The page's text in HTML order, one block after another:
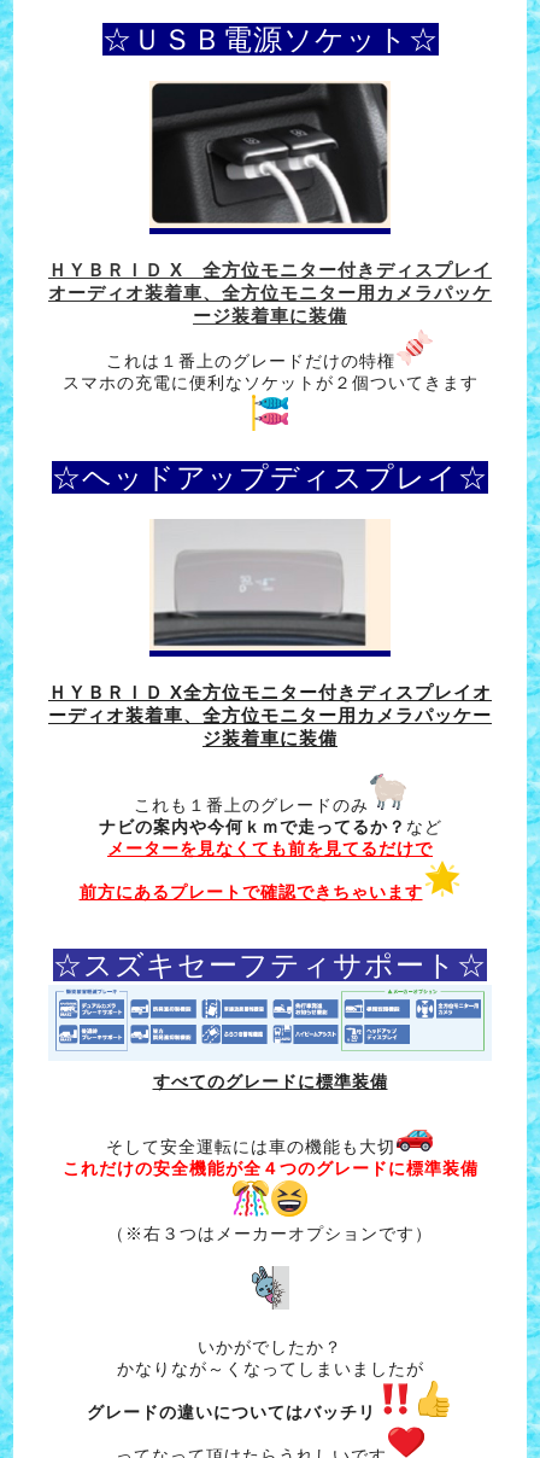
☆ＵＳＢ電源ソケット☆
ＨＹＢＲＩＤ X 全方位モニター付きディスプレイ
オーディオ装着車、全方位モニター用カメラパッケ
ージ装着車に装備
これは１番上のグレードだけの特権
スマホの充電に便利なソケットが２個ついてきます
☆ヘッドアップディスプレイ☆
ＨＹＢＲＩＤ X全方位モニター付きディスプレイオ
ーディオ装着車、全方位モニター用カメラパッケー
ジ装着車に装備
これも１番上のグレードのみ
ナビの案内や今何ｋｍで走ってるか？ など
メーターを見なくても前を見てるだけで
前方にあるプレートで確認できちゃいます
☆スズキセーフティサポート☆
すべてのグレードに標準装備
そして安全運転には車の機能も大切
これだけの安全機能が全４つのグレードに標準装備
（※右３つはメーカーオプションです）
いかがでしたか？
かなりなが～くなってしまいましたが
グレードの違いについてはバッチリ